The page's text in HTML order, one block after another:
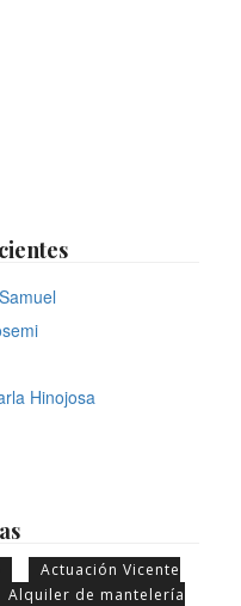
Hinojosa
Actuación Vicente
Alquiler de mantelería